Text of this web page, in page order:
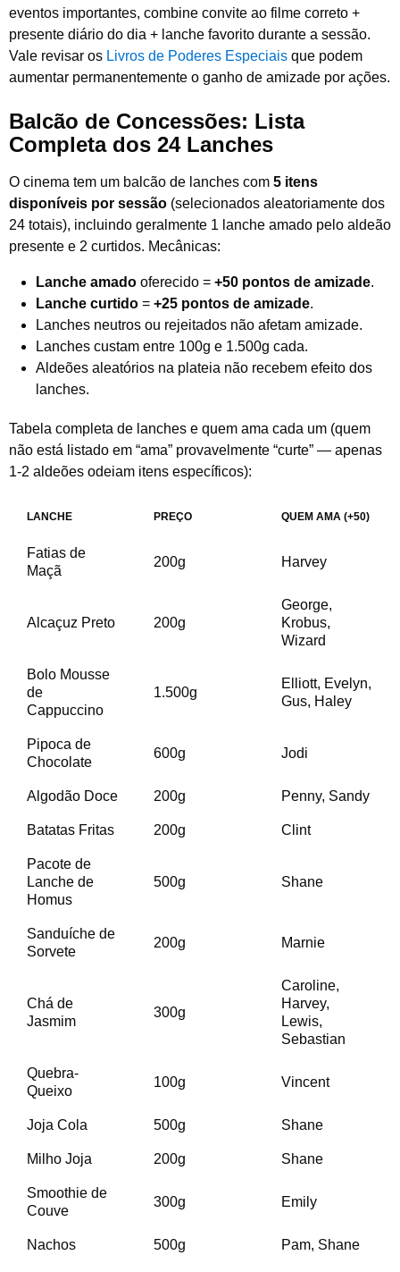
eventos importantes, combine convite ao filme correto +
presente diário do dia + lanche favorito durante a sessão.
Vale revisar os Livros de Poderes Especiais que podem
aumentar permanentemente o ganho de amizade por ações.
Balcão de Concessões: Lista
Completa dos 24 Lanches
O cinema tem um balcão de lanches com 5 itens
disponíveis por sessão (selecionados aleatoriamente dos
24 totais), incluindo geralmente 1 lanche amado pelo aldeão
presente e 2 curtidos. Mecânicas:
Lanche amado oferecido = +50 pontos de amizade.
Lanche curtido = +25 pontos de amizade.
Lanches neutros ou rejeitados não afetam amizade.
Lanches custam entre 100g e 1.500g cada.
Aldeões aleatórios na plateia não recebem efeito dos
lanches.
Tabela completa de lanches e quem ama cada um (quem
não está listado em “ama” provavelmente “curte” — apenas
1-2 aldeões odeiam itens específicos):
LANCHE PREÇO QUEM AMA (+50)
Fatias de
Maçã
200g Harvey
Alcaçuz Preto 200g
George,
Krobus,
Wizard
Bolo Mousse
de
Cappuccino
1.500g
Elliott, Evelyn,
Gus, Haley
Pipoca de
Chocolate
600g Jodi
Algodão Doce 200g Penny, Sandy
Batatas Fritas 200g Clint
Pacote de
Lanche de
Homus
500g Shane
Sanduíche de
Sorvete
200g Marnie
Chá de
Jasmim
300g
Caroline,
Harvey,
Lewis,
Sebastian
Quebra-
Queixo
100g Vincent
Joja Cola 500g Shane
Milho Joja 200g Shane
Smoothie de
Couve
300g Emily
Nachos 500g Pam, Shane